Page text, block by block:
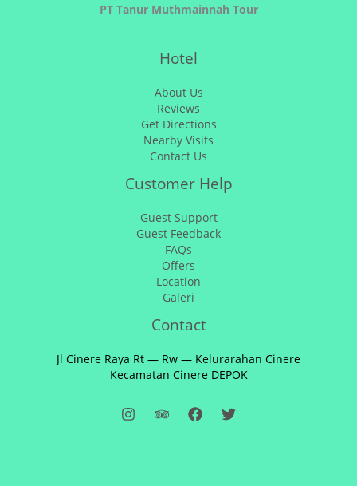
PT Tanur Muthmainnah Tour
Hotel
About Us
Reviews
Get Directions
Nearby Visits
Contact Us
Customer Help
Guest Support
Guest Feedback
FAQs
Offers
Location
Galeri
Contact
Jl Cinere Raya Rt — Rw — Kelurarahan Cinere
Kecamatan Cinere DEPOK